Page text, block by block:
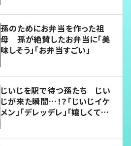
孫のためにお弁当を作った祖
母 孫が絶賛したお弁当に「美
味しそう」「お弁当すごい」
じいじを駅で待つ孫たち じい
じが来た瞬間…！？「じいじイケ
メン」「デレッデレ」「嬉しくて可